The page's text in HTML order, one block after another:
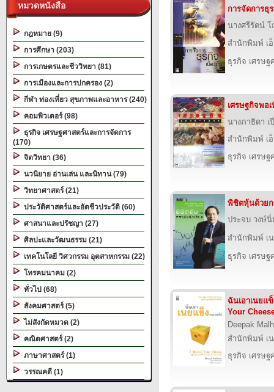
หมวดหนังสือ
กฎหมาย (9)
การศึกษา (203)
การเกษตรและชีววิทยา (81)
การเมืองและการปกครอง (2)
กีฬา ท่องเที่ยว สุขภาพและอาหาร (240)
คอมพิวเตอร์ (98)
ธุรกิจ เศรษฐศาสตร์และการจัดการ
(170)
จิตวิทยา (36)
นวนิยาย อ่านเล่น และนิทาน (79)
วิทยาศาสตร์ (21)
ประวัติศาสตร์และอัตชีวประวัติ (60)
ศาสนาและปรัชญา (27)
ศิลปะและวัฒนธรรม (21)
เทคโนโลยี วิศวกรรม อุตสาหกรรม (22)
โทรคมนาคม (2)
ทั่วไป (68)
สังคมศาสตร์ (5)
ไม่สังกัดหมวด (2)
คณิตศาสตร์ (2)
ภาษาศาสตร์ (1)
วรรณคดี (1)
การจัดการธุ
นางศรีรัตน์
สำนักพิมพ์ เ
ธุรกิจ เศรษฐ
เศรษฐกิจพอเ
นางภาธิดา เ
สำนักพิมพ์ เ
ธุรกิจ เศรษฐ
พิชิตหุ้นด้วยก
ประจบ วงษ์
สำนักพิมพ์ เ
ธุรกิจ เศรษฐ
ฉันเอาเนยแ
Your
Deepak
สำนักพิมพ์ เ
ธุรกิจ เศรษฐ